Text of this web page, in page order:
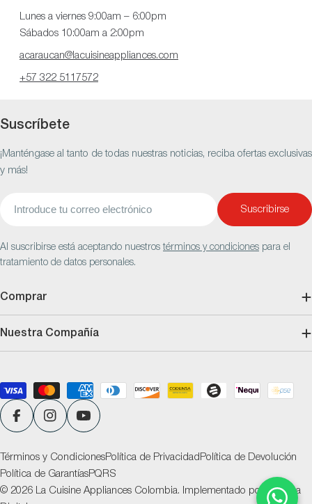
Lunes a viernes 9:00am – 6:00pm
Sábados 10:00am a 2:00pm
acaraucan@lacuisineappliances.com
+57 322 5117572
Suscríbete
¡Manténgase al tanto de todas nuestras noticias, reciba ofertas exclusivas
y más!
Suscribirse
Al suscribirse está aceptando nuestrostérminos y condiciones para el
tratamiento de datos personales.
Comprar
Nuestra Compañía
Métodos
de
pagoFacebookInstagramYouTube
© 2026 La Cuisine Appliances Colombia. Implementado por Ventana
Términos y CondicionesPolítica de Privacidad Política de Devolución
Política de GarantíasPQRS